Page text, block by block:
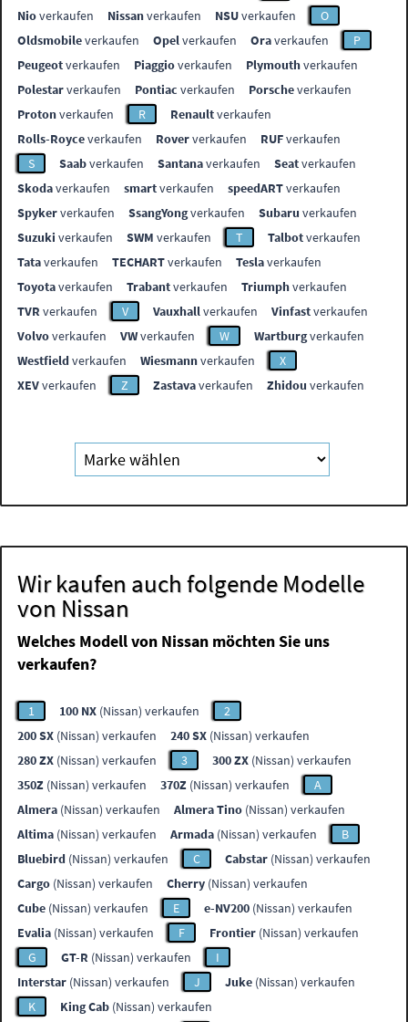
Nioverkaufen Nissanverkaufen NSUverkaufen
O
Oldsmobileverkaufen Opelverkaufen Oraverkaufen
P
Peugeotverkaufen Piaggioverkaufen Plymouthverkaufen
Polestarverkaufen Pontiac verkaufen Porscheverkaufen
Protonverkaufen R Renaultverkaufen
Rolls-Royceverkaufen Roververkaufen RUFverkaufen
S
Saabverkaufen Santanaverkaufen Seatverkaufen
Skodaverkaufen smartverkaufen speedARTverkaufen
Spykerverkaufen SsangYongverkaufen Subaru verkaufen
Suzuki verkaufen SWM verkaufen T Talbotverkaufen
Tataverkaufen TECHARTverkaufen Teslaverkaufen
Toyotaverkaufen Trabantverkaufen Triumphverkaufen
TVR verkaufen V Vauxhallverkaufen Vinfastverkaufen
Volvoverkaufen VWverkaufen W Wartburgverkaufen
Westfieldverkaufen Wiesmannverkaufen
X
XEVverkaufen Z Zastavaverkaufen Zhidou verkaufen
Wir kaufen auch folgende Modelle
von Nissan
Welches Modell von Nissan möchten Sie uns
verkaufen?
1 100 NX (Nissan) verkaufen
2
200 SX (Nissan) verkaufen 240 SX (Nissan) verkaufen
280 ZX (Nissan) verkaufen 3 300 ZX (Nissan) verkaufen
350Z (Nissan) verkaufen 370Z (Nissan) verkaufen
A
Almera (Nissan) verkaufen Almera Tino (Nissan) verkaufen
Altima (Nissan) verkaufen Armada (Nissan) verkaufen
B
Bluebird (Nissan) verkaufen C Cabstar (Nissan) verkaufen
Cargo (Nissan) verkaufen Cherry (Nissan) verkaufen
Cube (Nissan) verkaufen E e-NV200 (Nissan) verkaufen
Evalia (Nissan) verkaufen F Frontier (Nissan) verkaufen
G
GT-R (Nissan) verkaufen
I
Interstar (Nissan) verkaufen J Juke (Nissan) verkaufen
K
King Cab (Nissan) verkaufen